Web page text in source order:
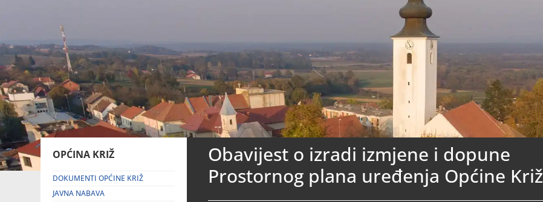
OPĆINA KRIŽ
DOKUMENTI OPĆINE KRIŽ
JAVNA NABAVA
Obavijest o izradi izmjene i dopune
Prostornog plana uređenja Općine Križ